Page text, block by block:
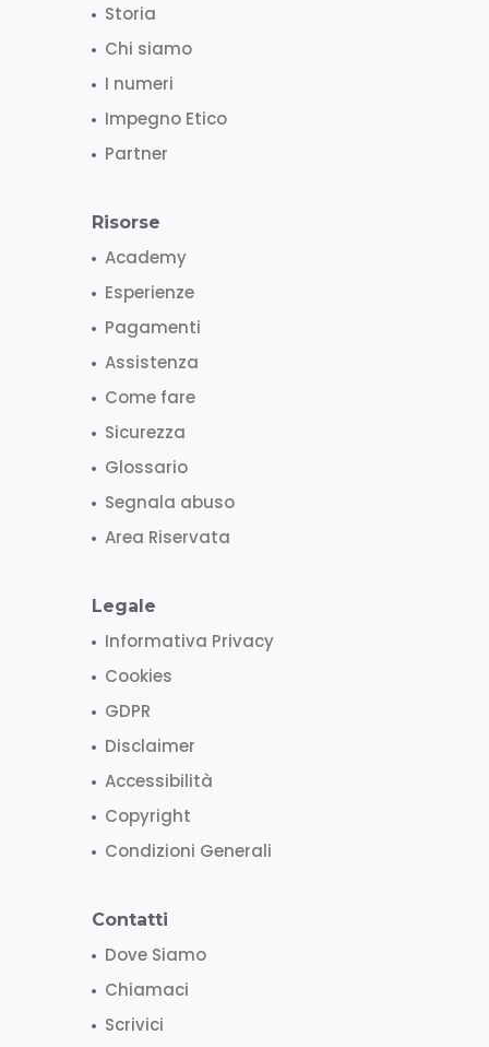
Storia
Chi siamo
I numeri
Impegno Etico
Partner
Risorse
Academy
Esperienze
Pagamenti
Assistenza
Come fare
Sicurezza
Glossario
Segnala abuso
Area Riservata
Legale
Informativa Privacy
Cookies
GDPR
Disclaimer
Accessibilità
Copyright
Condizioni Generali
Contatti
Dove Siamo
Chiamaci
Scrivici